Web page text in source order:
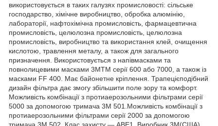
використовується в таких галузях промисловості: сільське
господарство, хімічне виробництво, обробка алюмінію,
лабораторії, нафтохімічна промисловість, фармацевтична
промисловість, целюлозна промисловість, целюлозна
промисловість, виробництво та використання клей, очищення
кислотою, травлення металу, а також для загального
призначення. Використовується з напівмасками та
повнолицевими масками 3MTM серії 600 або 7000, а також із
масками FF 400. Має байонетне кріплення. Трапецієподібний
дизайн фільтра дає змогу збільшити поле зору та комфорт.
Можливість комбінації з протиаерозольними фільтрами серії
5000 за допомогою тримача 3М 501.Можливість комбінації з
протиаерозольними фільтрами серії 2000 за допомогою
тримача 3М 502. Клас захисту — АВЕ1. Виробник 3M(США).